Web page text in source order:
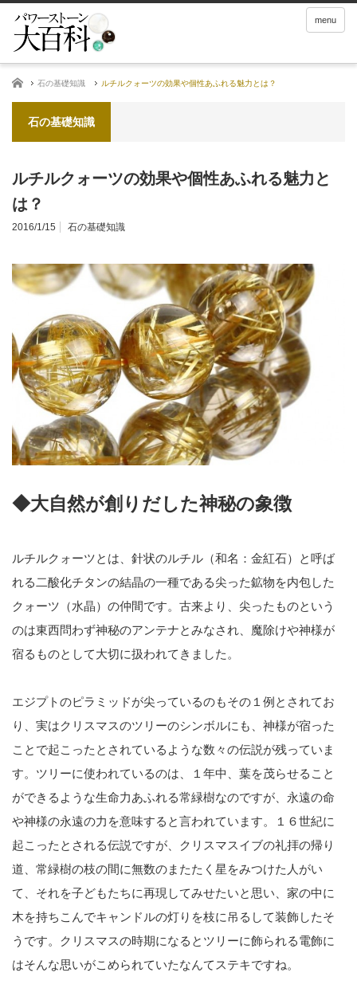
menu
ホーム 石の基礎知識 ルチルクォーツの効果や個性あふれる魅力とは？
石の基礎知識
ルチルクォーツの効果や個性あふれる魅力と
は？
2016/1/15 石の基礎知識
◆大自然が創りだした神秘の象徴
ルチルクォーツとは、針状のルチル（和名：金紅石）と呼ば
れる二酸化チタンの結晶の一種である尖った鉱物を内包した
クォーツ（水晶）の仲間です。古来より、尖ったものという
のは東西問わず神秘のアンテナとみなされ、魔除けや神様が
宿るものとして大切に扱われてきました。
エジプトのピラミッドが尖っているのもその１例とされてお
り、実はクリスマスのツリーのシンボルにも、神様が宿った
ことで起こったとされているような数々の伝説が残っていま
す。ツリーに使われているのは、１年中、葉を茂らせること
ができるような生命力あふれる常緑樹なのですが、永遠の命
や神様の永遠の力を意味すると言われています。１６世紀に
起こったとされる伝説ですが、クリスマスイブの礼拝の帰り
道、常緑樹の枝の間に無数のまたたく星をみつけた人がい
て、それを子どもたちに再現してみせたいと思い、家の中に
木を持ちこんでキャンドルの灯りを枝に吊るして装飾したそ
うです。クリスマスの時期になるとツリーに飾られる電飾に
はそんな思いがこめられていたなんてステキですね。